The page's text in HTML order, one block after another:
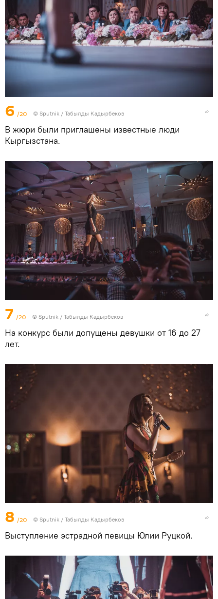
6 /20 © Sputnik / Табылды Кадырбеков
В жюри были приглашены известные люди
Кыргызстана.
7 /20 © Sputnik / Табылды Кадырбеков
На конкурс были допущены девушки от 16 до 27
лет.
8 /20 © Sputnik / Табылды Кадырбеков
Выступление эстрадной певицы Юлии Руцкой.